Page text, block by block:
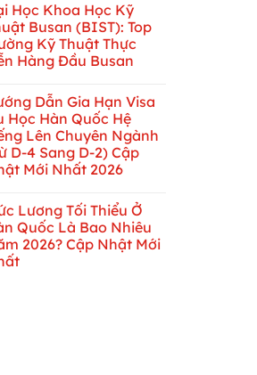
Học Khoa Học Kỹ
Busan (BIST): Top
Kỹ Thuật Thực
Hàng Đầu Busan
Dẫn Gia Hạn Visa
Học Hàn Quốc Hệ
Lên Chuyên Ngành
D-4 Sang D-2) Cập
Mới Nhất 2026
Lương Tối Thiểu Ở
Quốc Là Bao Nhiêu
2026? Cập Nhật Mới